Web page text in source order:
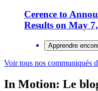
Cerence to
Results on May
Apprendre
Voir tous nos communiqués
In Motion: Le